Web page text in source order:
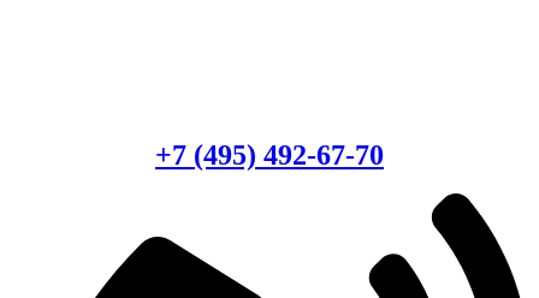
+7 (495) 492-67-70